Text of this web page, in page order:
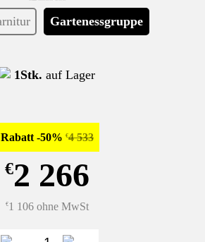
Gartenessgruppe
1Stk. auf Lager
Rabatt -50% €4 533
€2 266
€1 106 ohne MwSt